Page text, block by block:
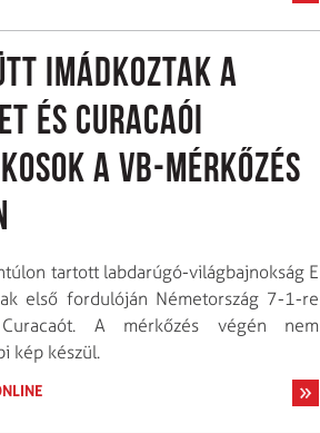
imádkoztak a
és curacaói
a vb-mérkőzés
tartott labdarúgó-világbajnokság E
első fordulóján Németország 7-1-re
A mérkőzés végén nem
kép készül.